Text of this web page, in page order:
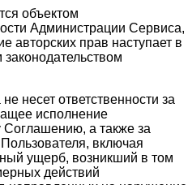
объектом
Администрации Сервиса,
авторских прав наступает в
несет ответственности за
исполнение
Соглашению, а также за
включая
ущерб, возникший в том
действий